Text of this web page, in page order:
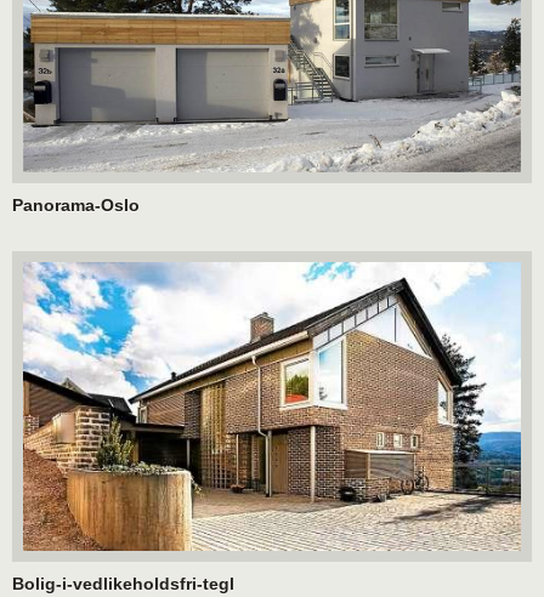
Panorama-Oslo
Bolig-i-vedlikeholdsfri-tegl